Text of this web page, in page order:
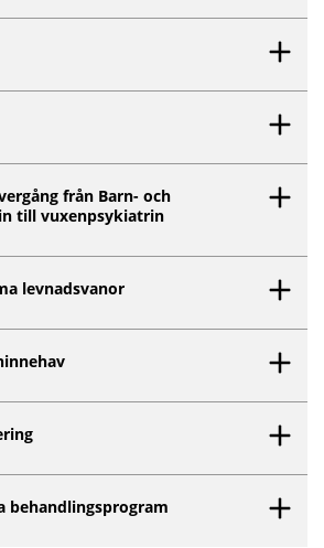
från Barn- och
till vuxenpsykiatrin
levnadsvanor
behandlingsprogram